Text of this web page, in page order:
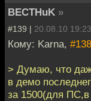
BECTHuK »
#139 | 20.08.10 19:23
Кому: Karna, #138
> Думаю, что
в демо
за 1500(для